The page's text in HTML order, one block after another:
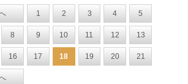
1 2 3 4 5
8 9 10 11 12 13
16 17 18 19 20 21